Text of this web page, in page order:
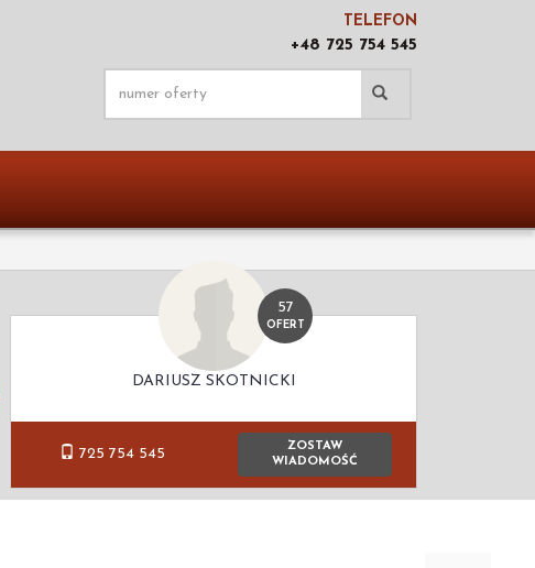
TELEFON
+48 725 754 545
57
OFERT
DARIUSZ SKOTNICKI
725 754 545
ZOSTAW
WIADOMOŚĆ